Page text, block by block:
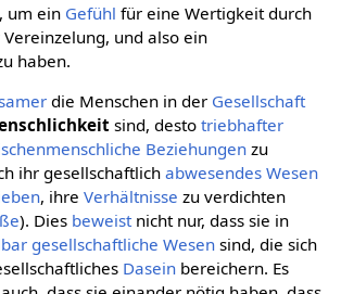
um ein Gefühl für eine Wertigkeit durch
und also ein
haben.
die Menschen in der Gesellschaft
sind, desto triebhafter
Beziehungenzu
ihr gesellschaftlich abwesendes Wesen
, ihre Verhältnisse zu verdichten
). Dies beweistnicht nur, dass sie in
gesellschaftliche Wesensind, die sich
Daseinbereichern. Es